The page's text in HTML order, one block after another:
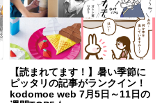
【読まれてます！】暑い季節に
ピッタリの記事がランクイン！
kodomoe web 7月5日～11日の